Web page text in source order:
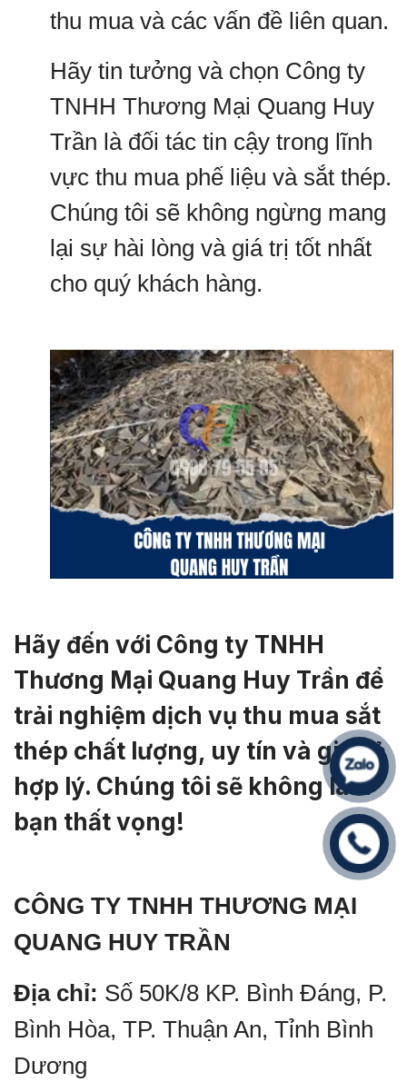
thu mua và các vấn đề liên quan.
Hãy tin tưởng và chọn Công ty
TNHH Thương Mại Quang Huy
Trần là đối tác tin cậy trong lĩnh
vực thu mua phế liệu và sắt thép.
Chúng tôi sẽ không ngừng mang
lại sự hài lòng và giá trị tốt nhất
cho quý khách hàng.
Hãy đến với Công ty TNHH
Thương Mại Quang Huy Trần để
trải nghiệm dịch vụ thu mua sắt
thép chất lượng, uy tín và giá cả
hợp lý. Chúng tôi sẽ không làm
bạn thất vọng!
CÔNG TY TNHH THƯƠNG MẠI
QUANG HUY TRẦN
Địa chỉ: Số 50K/8 KP. Bình Đáng, P.
Bình Hòa, TP. Thuận An, Tỉnh Bình
Dương